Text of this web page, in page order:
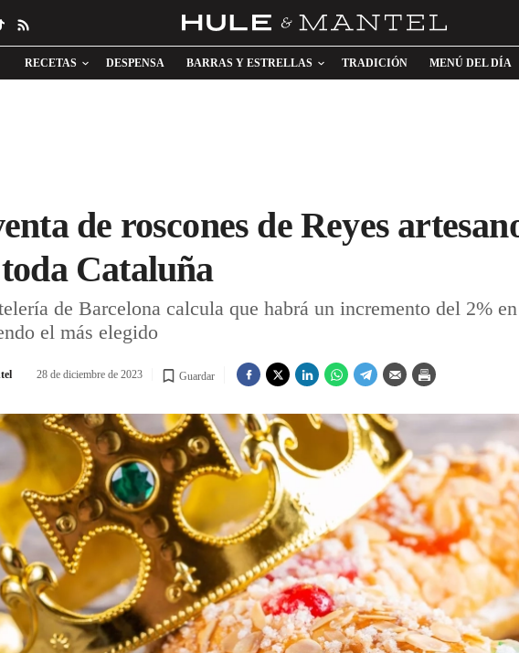
RECETAS DESPENSA BARRAS Y ESTRELLAS TRADICIÓN MENÚ DEL DÍA
de roscones de Reyes
Cataluña
de Barcelona calcula que habrá un incremento del 2%
el más elegido
28 de diciembre de 2023 Guardar